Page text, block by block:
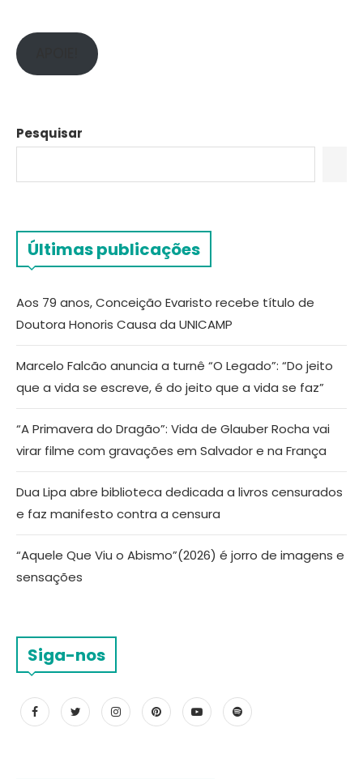
Pesquisar
Últimas publicações
Aos 79 anos, Conceição Evaristo recebe título de
Doutora Honoris Causa da UNICAMP
Marcelo Falcão anuncia a turnê “O Legado”: “Do jeito
que a vida se escreve, é do jeito que a vida se faz”
“A Primavera do Dragão”: Vida de Glauber Rocha vai
virar filme com gravações em Salvador e na França
Dua Lipa abre biblioteca dedicada a livros censurados
e faz manifesto contra a censura
“Aquele Que Viu o Abismo”(2026) é jorro de imagens e
sensações
Siga-nos